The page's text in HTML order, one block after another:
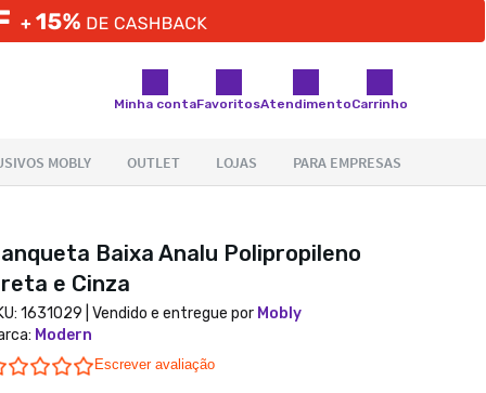
Minha contaFavoritosAtendimentoCarrinho
Baixa Analu Polipropileno
e Cinza
1631029 | Vendido e entregue por Mobly
: Modern
0.0 star rating
Escrever avaliação